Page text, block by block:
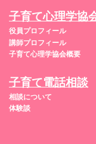
子育て心理学協
役員プロフィール
講師プロフィール
子育て心理学協会概要
子育て電話相談
相談について
体験談